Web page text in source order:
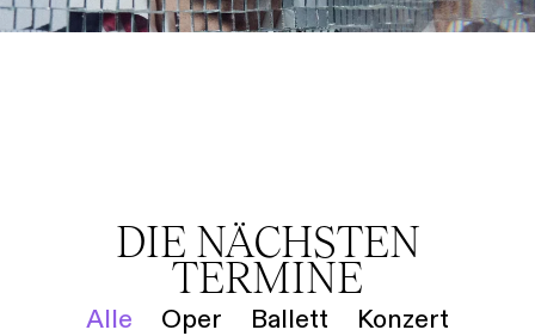
DIE NÄCHSTEN
TERMINE
Alle Oper Ballett Konzert